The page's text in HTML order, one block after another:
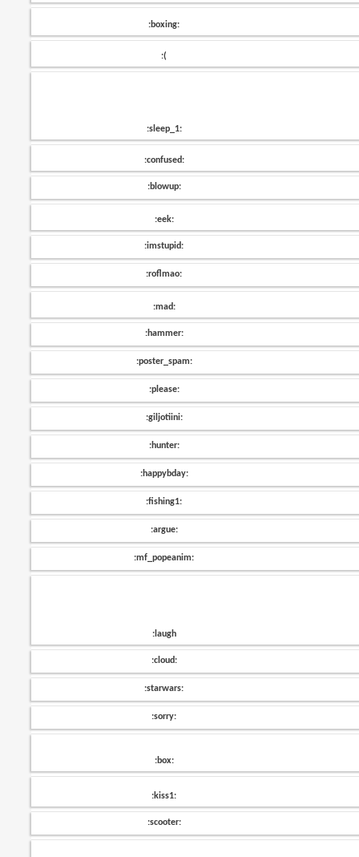
:boxing:
:(
:sleep_1:
:confused:
:blowup:
:eek:
:imstupid:
:roflmao:
:mad:
:hammer:
:poster_spam:
:please:
:giljotiini:
:hunter:
:happybday:
:fishing1:
:argue:
:mf_popeanim:
:laugh
:cloud:
:starwars:
:sorry:
:box:
:kiss1:
:scooter: